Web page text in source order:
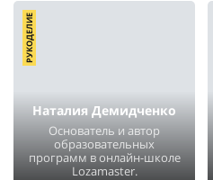
Наталия Демидченко
Основатель и автор
образовательных
программ в онлайн-школе
Lozamaster.
РУКОДЕЛИЕ